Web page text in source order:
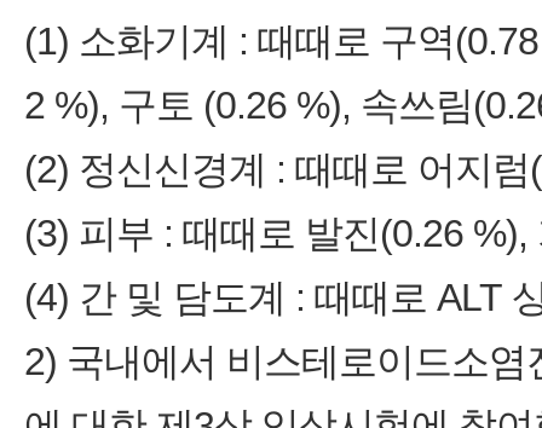
(1) 소화기계 : 때때로 구역
2 %), 구토 (0.26 %), 속쓰림
(2) 정신신경계 : 때때로 어지
(3) 피부 : 때때로 발진(0.26
(4) 간 및 담도계 : 때때로 ALT
2) 국내에서 비스테로이드소